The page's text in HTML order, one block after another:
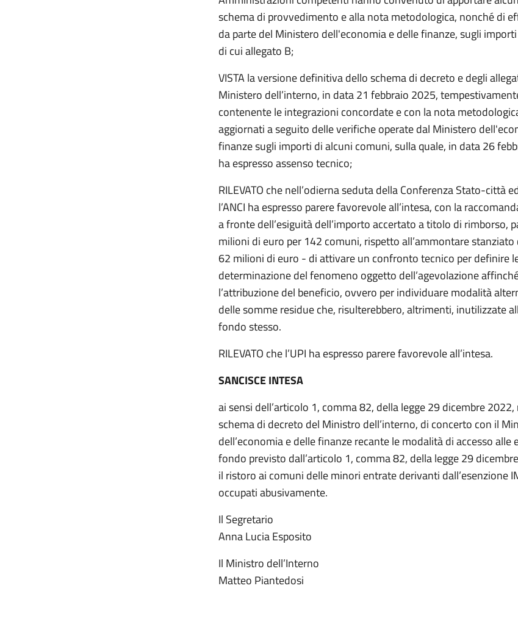
schema di provvedimento e alla nota metodologica, nonché di
da parte del Ministero dell'economia e delle finanze, sugli
di cui allegato B;
VISTA la versione definitiva dello schema di decreto e degli
Ministero dell’interno, in data 21 febbraio 2025,
contenente le integrazioni concordate e con la nota
aggiornati a seguito delle verifiche operate dal Ministero
finanze sugli importi di alcuni comuni, sulla quale, in data 26
ha espresso assenso tecnico;
RILEVATO che nell’odierna seduta della Conferenza Stato-città
l’ANCI ha espresso parere favorevole all’intesa, con la
a fronte dell’esiguità dell’importo accertato a titolo di rimborso,
milioni di euro per 142 comuni, rispetto all’ammontare
62 milioni di euro - di attivare un confronto tecnico per definire
determinazione del fenomeno oggetto dell’agevolazione
l’attribuzione del beneficio, ovvero per individuare modalità
delle somme residue che, risulterebbero, altrimenti, inutilizzate
fondo stesso.
RILEVATO che l’UPI ha espresso parere favorevole all’intesa.
SANCISCE INTESA
ai sensi dell’articolo 1, comma 82, della legge 29 dicembre
schema di decreto del Ministro dell’interno, di concerto con il
dell’economia e delle finanze recante le modalità di accesso alle
fondo previsto dall’articolo 1, comma 82, della legge 29
il ristoro ai comuni delle minori entrate derivanti dall’esenzione
occupati abusivamente.
Il Segretario
Anna Lucia Esposito
Il Ministro dell’Interno
Matteo Piantedosi